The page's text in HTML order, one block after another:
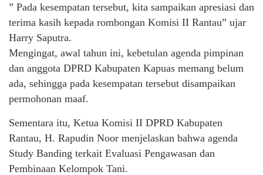
” Pada kesempatan tersebut, kita sampaikan apresiasi dan
terima kasih kepada rombongan Komisi II Rantau” ujar
Harry Saputra.
Mengingat, awal tahun ini, kebetulan agenda pimpinan
dan anggota DPRD Kabupaten Kapuas memang belum
ada, sehingga pada kesempatan tersebut disampaikan
permohonan maaf.
Sementara itu, Ketua Komisi II DPRD Kabupaten
Rantau, H. Rapudin Noor menjelaskan bahwa agenda
Study Banding terkait Evaluasi Pengawasan dan
Pembinaan Kelompok Tani.